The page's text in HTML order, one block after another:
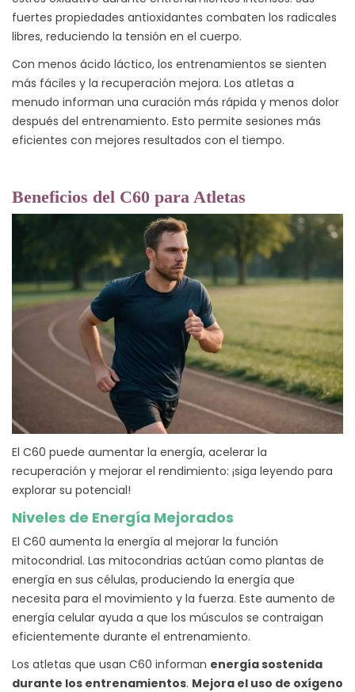
fuertes propiedades antioxidantes combaten los radicales
libres, reduciendo la tensión en el cuerpo.
Con menos ácido láctico, los entrenamientos se sienten
más fáciles y la recuperación mejora. Los atletas a
menudo informan una curación más rápida y menos dolor
después del entrenamiento. Esto permite sesiones más
eficientes con mejores resultados con el tiempo.
Beneficios del C60 para Atletas
El C60 puede aumentar la energía, acelerar la
recuperación y mejorar el rendimiento: ¡siga leyendo para
explorar su potencial!
Niveles de Energía Mejorados
El C60 aumenta la energía al mejorar la función
mitocondrial. Las mitocondrias actúan como plantas de
energía en sus células, produciendo la energía que
necesita para el movimiento y la fuerza. Este aumento de
energía celular ayuda a que los músculos se contraigan
eficientemente durante el entrenamiento.
Los atletas que usan C60 informan energía sostenida
durante los entrenamientos. Mejora el uso de oxígeno